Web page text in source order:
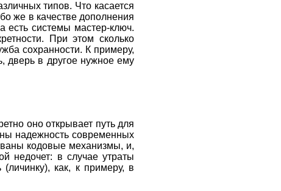
типов. Что касается
же в качестве дополнения
есть системы мастер-ключ.
При этом сколько
сохранности. К примеру,
дверь в другое нужное ему
оно открывает путь для
надежность современных
кодовые механизмы, и,
недочет: в случае утраты
как, к примеру, в